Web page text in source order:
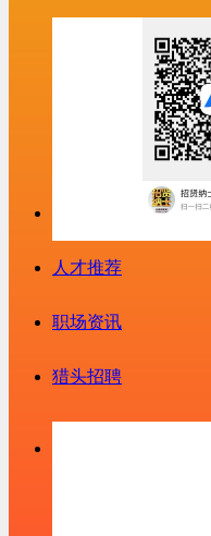
人才推荐
职场资讯
猎头招聘